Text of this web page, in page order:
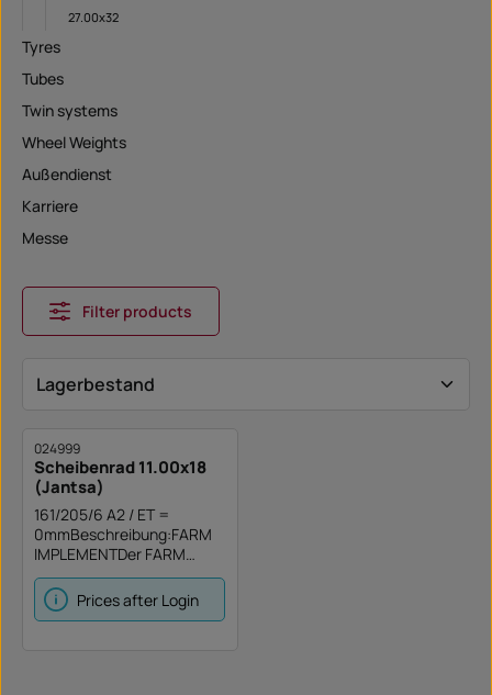
27.00x32
Tyres
Tubes
Twin systems
Wheel Weights
Außendienst
Karriere
Messe
Filter products
024999
Scheibenrad 11.00x18
(Jantsa)
161/205/6 A2 / ET =
0mmBeschreibung:FARM
IMPLEMENTDer FARM
IMPLEMENT wurde
entwickelt, um ein
Schleudern beim Wenden
Prices after Login